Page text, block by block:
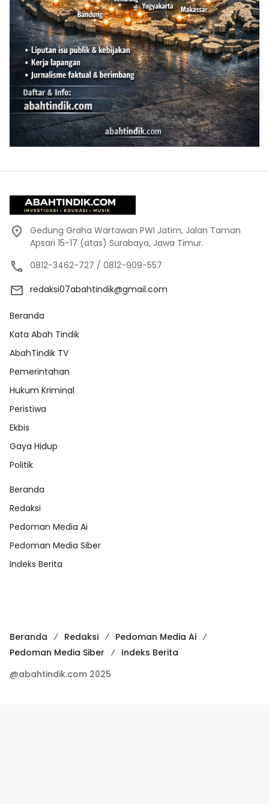
Gedung Graha Wartawan PWI Jatim, Jalan Taman
Apsari 15-17 (atas) Surabaya, Jawa Timur.
0812-3462-727 / 0812-909-557
redaksi07abahtindik@gmail.com
Beranda
Kata Abah Tindik
AbahTindik TV
Pemerintahan
Hukum Kriminal
Peristiwa
Ekbis
Gaya Hidup
Politik
Beranda
Redaksi
Pedoman Media Ai
Pedoman Media Siber
Indeks Berita
Beranda Redaksi
Pedoman Media Ai
Pedoman Media Siber
Indeks Berita
@abahtindik.com 2025